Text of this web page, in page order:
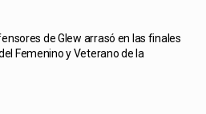
de Glew arrasó en las finales
Femenino y Veterano de la